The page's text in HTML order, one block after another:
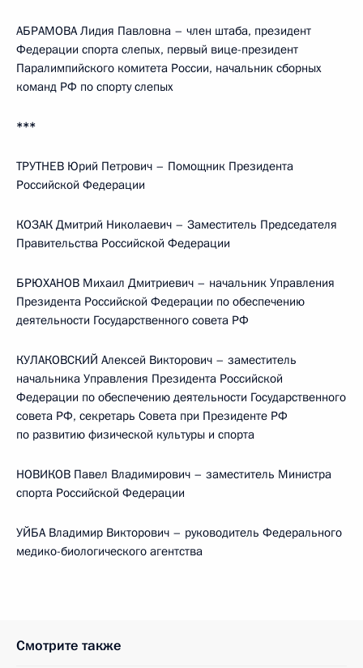
АБРАМОВА Лидия Павловна – член штаба, президент
Федерации спорта слепых, первый вице-президент
Паралимпийского комитета России, начальник сборных
команд РФ по спорту слепых
***
ТРУТНЕВ Юрий Петрович – Помощник Президента
Российской Федерации
КОЗАК Дмитрий Николаевич – Заместитель Председателя
Правительства Российской Федерации
БРЮХАНОВ Михаил Дмитриевич – начальник Управления
Президента Российской Федерации по обеспечению
деятельности Государственного совета РФ
КУЛАКОВСКИЙ Алексей Викторович – заместитель
начальника Управления Президента Российской
Федерации по обеспечению деятельности Государственного
совета РФ, секретарь Совета при Президенте РФ
по развитию физической культуры и спорта
НОВИКОВ Павел Владимирович – заместитель Министра
спорта Российской Федерации
УЙБА Владимир Викторович – руководитель Федерального
медико-биологического агентства
Смотрите также